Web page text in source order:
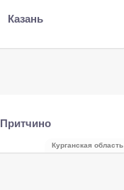
Казань
Притчино
Курганская область